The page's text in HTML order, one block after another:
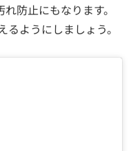
防止にもなります。
ようにしましょう。